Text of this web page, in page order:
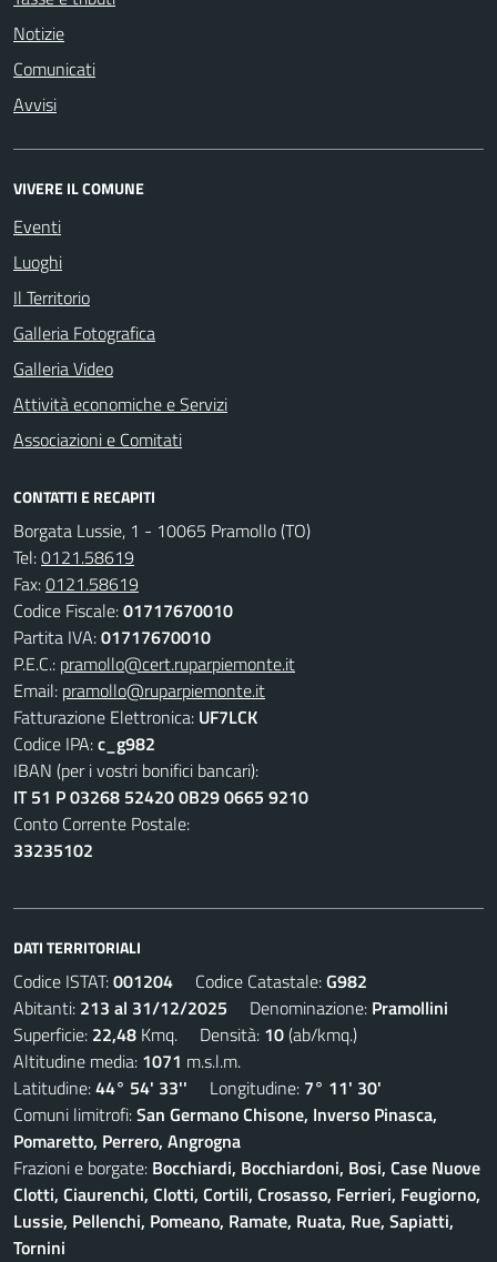
Notizie
Comunicati
Avvisi
VIVERE IL COMUNE
Eventi
Luoghi
Il Territorio
Galleria Fotografica
Galleria Video
Attività economiche e Servizi
Associazioni e Comitati
CONTATTI E RECAPITI
Borgata Lussie, 1 - 10065 Pramollo (TO)
Tel:0121.58619
Fax:0121.58619
Codice Fiscale:01717670010
Partita IVA:01717670010
P.E.C.: pramollo@cert.ruparpiemonte.it
Email: pramollo@ruparpiemonte.it
Fatturazione Elettronica: UF7LCK
Codice IPA:c_g982
IBAN (per i vostri bonifici bancari):
IT 51 P 03268 52420 0B29 0665 9210
Conto Corrente Postale:
33235102
DATI TERRITORIALI
Codice ISTAT:001204 Codice Catastale:G982
Abitanti: 213 al 31/12/2025 Denominazione: Pramollini
Superficie: 22,48 Kmq. Densità: 10(ab/kmq.)
Altitudine media: 1071 m.s.l.m.
Latitudine:44° 54' 33'' Longitudine: 7° 11' 30'
Comuni limitrofi:San Germano Chisone, Inverso Pinasca,
Pomaretto, Perrero, Angrogna
Frazioni e borgate: Bocchiardi, Bocchiardoni, Bosi, Case Nuove
Clotti, Ciaurenchi, Clotti, Cortili, Crosasso, Ferrieri, Feugiorno,
Lussie, Pellenchi, Pomeano, Ramate, Ruata, Rue, Sapiatti,
Tornini